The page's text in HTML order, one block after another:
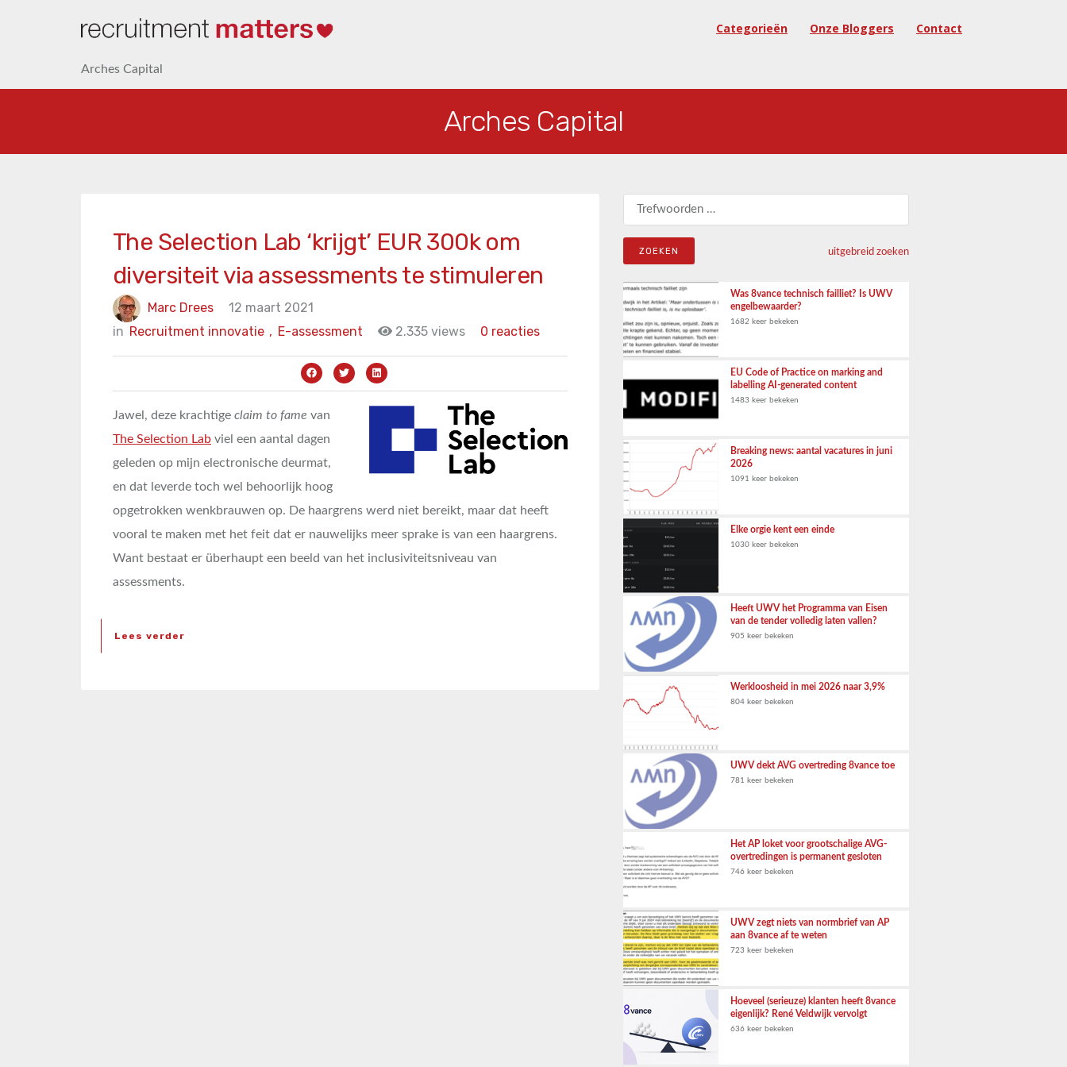
Categorieën Onze Bloggers Contact
Arches Capital
Arches Capital
The Selection Lab ‘krijgt’ EUR 300k om
diversiteit via assessments te stimuleren
Marc Drees
12 maart 2021
in
E-assessment
Recruitment innovatie , 2.335 views 0 reacties
Jawel, deze krachtige claim to fame van
The Selection Lab viel een aantal dagen
geleden op mijn electronische deurmat,
en dat leverde toch wel behoorlijk hoog
opgetrokken wenkbrauwen op. De haargrens werd niet bereikt, maar dat heeft
vooral te maken met het feit dat er nauwelijks meer sprake is van een haargrens.
Want bestaat er überhaupt een beeld van het inclusiviteitsniveau van
assessments.
Lees verder
Zoeken naar:
uitgebreid zoeken
Was 8vance technisch failliet? Is UWV
engelbewaarder?
1682 keer bekeken
EU Code of Practice on marking and
labelling AI-generated content
1483 keer bekeken
Breaking news: aantal vacatures in juni
2026
1091 keer bekeken
Elke orgie kent een einde
1030 keer bekeken
Heeft UWV het Programma van Eisen
van de tender volledig laten vallen?
905 keer bekeken
Werkloosheid in mei 2026 naar 3,9%
804 keer bekeken
UWV dekt AVG overtreding 8vance toe
781 keer bekeken
Het AP loket voor grootschalige AVG-
overtredingen is permanent gesloten
746 keer bekeken
UWV zegt niets van normbrief van AP
aan 8vance af te weten
723 keer bekeken
Hoeveel (serieuze) klanten heeft 8vance
eigenlijk? René Veldwijk vervolgt
636 keer bekeken